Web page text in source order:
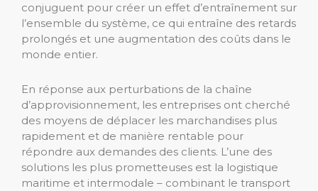
conjuguent pour créer un effet d’entraînement sur
l’ensemble du système, ce qui entraîne des retards
prolongés et une augmentation des coûts dans le
monde entier.
En réponse aux perturbations de la chaîne
d’approvisionnement, les entreprises ont cherché
des moyens de déplacer les marchandises plus
rapidement et de manière rentable pour
répondre aux demandes des clients. L’une des
solutions les plus prometteuses est la logistique
maritime et intermodale – combinant le transport